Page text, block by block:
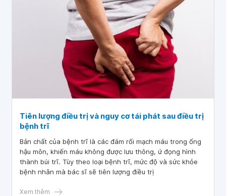
Tiên lượng điều trị và nguy cơ tái phát sau điều trị
bệnh trĩ
Bản chất của bệnh trĩ là các đám rối mạch máu trong ống
hậu môn, khiến máu không được lưu thông, ứ đọng hình
thành búi trĩ. Tùy theo loại bệnh trĩ, mức độ và sức khỏe
bệnh nhân mà bác sĩ sẽ tiên lượng điều trị
Xem thêm